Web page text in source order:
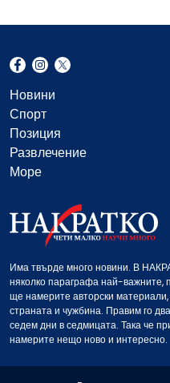
Новини
Спорт
Позиция
Развлечение
Море
Има твърде много новини. В
няколко параграфа най-важните,
ще намерите авторски
страната и чужбина. Правим го
седем дни в седмицата. Така че
намерите нещо ново и интересно.